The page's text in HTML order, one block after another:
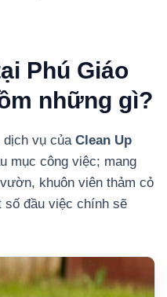
Phú Giáo
những gì?
vụ của Clean Up
mục công việc; mang
khuôn viên thảm cỏ
số đầu việc chính sẽ